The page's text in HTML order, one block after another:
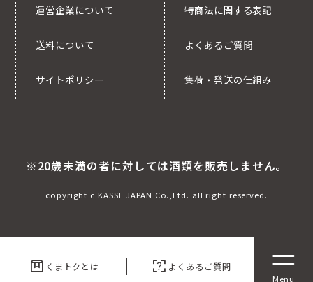
box くまトクとは indeterminate_question_box よくあるご質問
運営企業について
送料について
サイトポリシー
特商法に関する表記
よくあるご質問
集荷・発送の仕組み
※20歳未満の者に対しては酒類を販売しません。
copyright c KASSE JAPAN Co.,Ltd. all right reserved.